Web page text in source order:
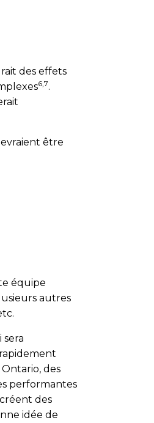
des effets
6,7.
être
équipe
autres
Ontario, des
performantes
des
idée de